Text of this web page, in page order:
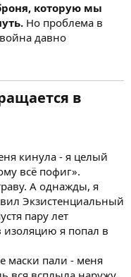
которую мы
Но проблема в
давно
в
кинула - я целый
всё пофиг».
А однажды, я
Экзистенциальный
пару лет
изоляцию я попал в
маски пали - меня